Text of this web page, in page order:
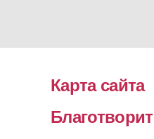
Карта сайта